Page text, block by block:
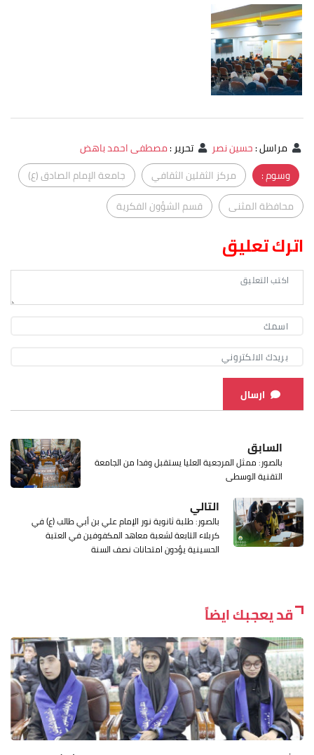
مراسل:حسين نصر تحرير:مصطفى احمد باهض
وسوم :
مركز الثقلين الثقافي
جامعة الإمام الصادق (ع)
محافظة المثنى
قسم الشؤون الفكرية
اترك تعليق
ارسال
السابق
بالصور: ممثل المرجعية العليا يستقبل وفدا من الجامعة
التقنية الوسطى
التالي
بالصور: طلبة ثانوية نور الإمام علي بن أبي طالب (ع) في
كربلاء التابعة لشعبة معاهد المكفوفين في العتبة
الحسينية يؤدون امتحانات نصف السنة
قد يعجبك ايضاً